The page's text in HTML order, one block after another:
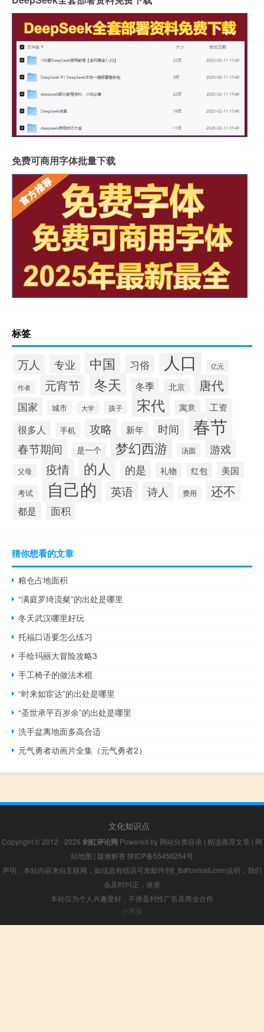
免费可商用字体批量下载
标签
万人 专业 中国 习俗 人口 亿元
作者 元宵节 冬天 冬季 北京 唐代
国家 城市 大学 孩子 宋代 寓意 工资
很多人 手机 攻略 新年 时间 春节
春节期间 是一个 梦幻西游 汤圆 游戏
父母 疫情 的人 的是 礼物 红包 美国
考试 自己的 英语 诗人 费用 还不
都是 面积
猜你想看的文章
粮仓占地面积
“满庭罗绮流粲”的出处是哪里
冬天武汉哪里好玩
托福口语要怎么练习
手绘玛丽大冒险攻略3
手工椅子的做法木棍
“时来如宦达”的出处是哪里
“圣世承平百岁余”的出处是哪里
洗手盆离地面多高合适
元气勇者动画片全集（元气勇者2）
文化知识点
Copyright © 2012 - 2026 剑虹评论网 Powered by 网站分类目录 | 精选推荐文章 | 网
站地图 | 疑难解答 陕ICP备55456254号
声明：本站内容来自互联网，如信息有错误可发邮件到f_fb#foxmail.com说明，我们
会及时纠正，谢谢
本站仅为个人兴趣爱好，不接盈利性广告及商业合作
小男孩